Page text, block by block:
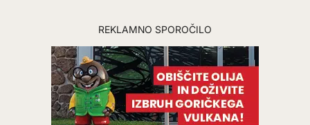
REKLAMNO SPOROČILO